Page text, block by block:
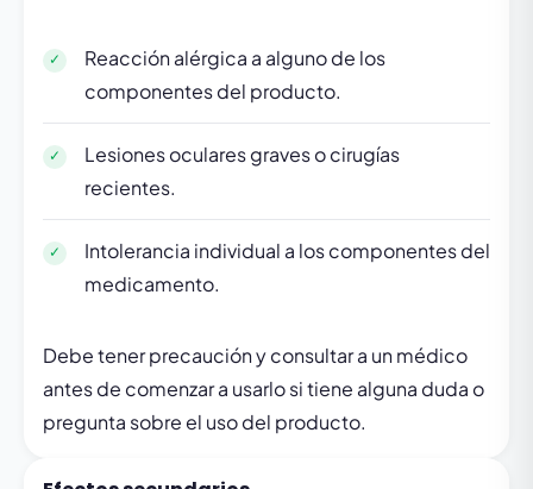
Reacción alérgica a alguno de los
componentes del producto.
Lesiones oculares graves o cirugías
recientes.
Intolerancia individual a los componentes del
medicamento.
Debe tener precaución y consultar a un médico
antes de comenzar a usarlo si tiene alguna duda o
pregunta sobre el uso del producto.